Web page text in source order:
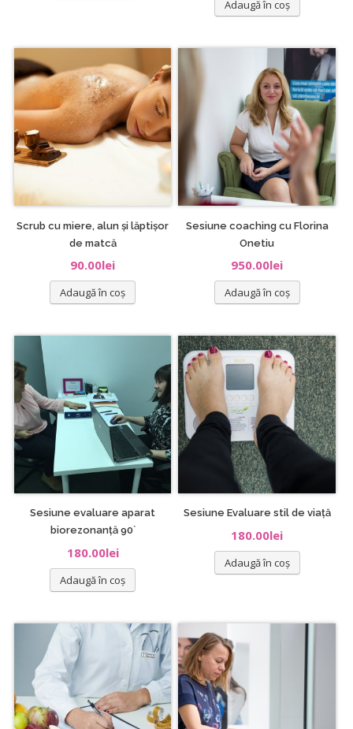
Adaugă în coș
Scrub cu miere, alun și lăptișor
de matcă
90.00lei
Adaugă în coș
Sesiune coaching cu Florina
Onetiu
950.00lei
Adaugă în coș
Sesiune evaluare aparat
biorezonanță 90`
180.00lei
Adaugă în coș
Sesiune Evaluare stil de viață
180.00lei
Adaugă în coș